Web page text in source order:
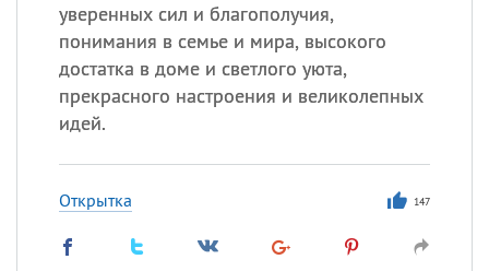
уверенных сил и благополучия,
понимания в семье и мира, высокого
достатка в доме и светлого уюта,
прекрасного настроения и великолепных
идей.
Открытка 147